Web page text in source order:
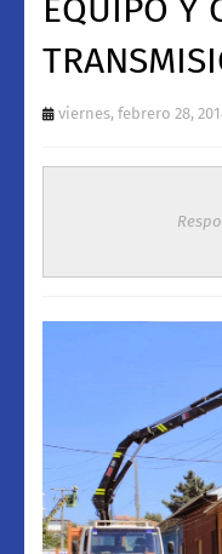
EQUIPO Y
viernes, febrero 28,